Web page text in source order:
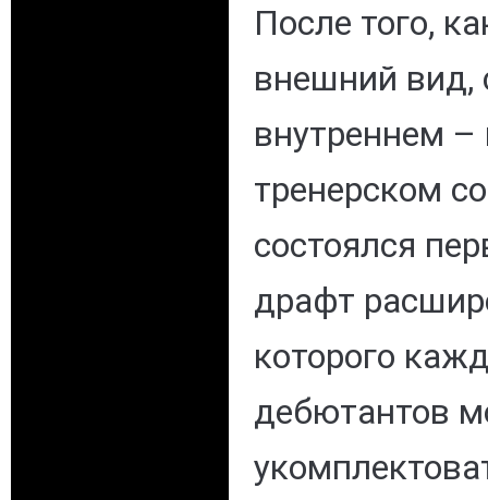
После того,
внешний вид,
внутреннем –
тренерском
состоялся
драфт
которого
дебютантов